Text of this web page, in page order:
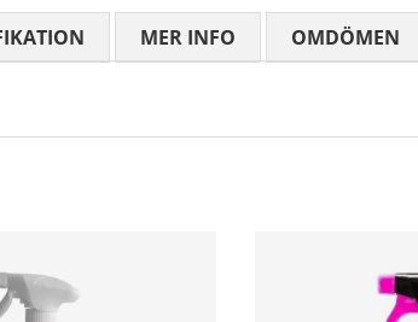
MER INFO OMDÖMEN